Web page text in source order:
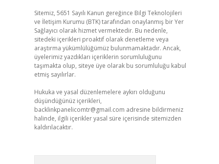
Sitemiz, 5651 Sayılı Kanun gereğince Bilgi Teknolojileri
ve İletişim Kurumu (BTK) tarafından onaylanmış bir Yer
Sağlayıcı olarak hizmet vermektedir. Bu nedenle,
sitedeki içerikleri proaktif olarak denetleme veya
araştırma yükümlülüğümüz bulunmamaktadır. Ancak,
üyelerimiz yazdıkları içeriklerin sorumluluğunu
taşımakta olup, siteye üye olarak bu sorumluluğu kabul
etmiş sayılırlar.
Hukuka ve yasal düzenlemelere aykırı olduğunu
düşündüğünüz içerikleri,
backlinkpanelicomtr@gmail.com adresine bildirmeniz
halinde, ilgili içerikler yasal süre içerisinde sitemizden
kaldırılacaktır.